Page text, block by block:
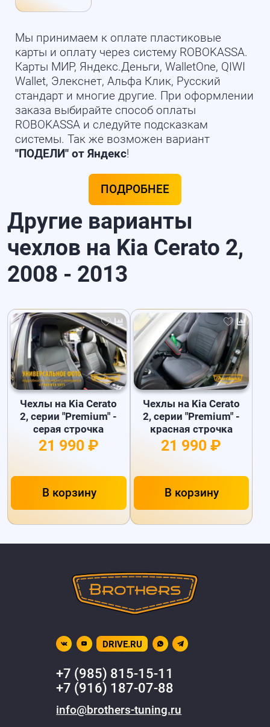
Мы принимаем к оплате пластиковые
карты и оплату через систему ROBOKASSA.
Карты МИР, Яндекс.Деньги, WalletOne, QIWI
Wallet, Элекснет, Альфа Клик, Русский
стандарт и многие другие. При оформлении
заказа выбирайте способ оплаты
ROBOKASSA и следуйте подсказкам
системы. Так же возможен вариант
"ПОДЕЛИ" от Яндекс!
ПОДРОБНЕЕ
Другие варианты
чехлов на Kia Cerato 2,
2008 - 2013
Чехлы на Kia Cerato
2, серии "Premium" -
серая строчка
21 990 ₽
В корзину
Чехлы на Kia Cerato
2, серии "Premium" -
красная строчка
21 990 ₽
В корзину
DRIVE.RU
+7 (985) 815-15-11
+7 (916) 187-07-88
info@brothers-tuning.ru